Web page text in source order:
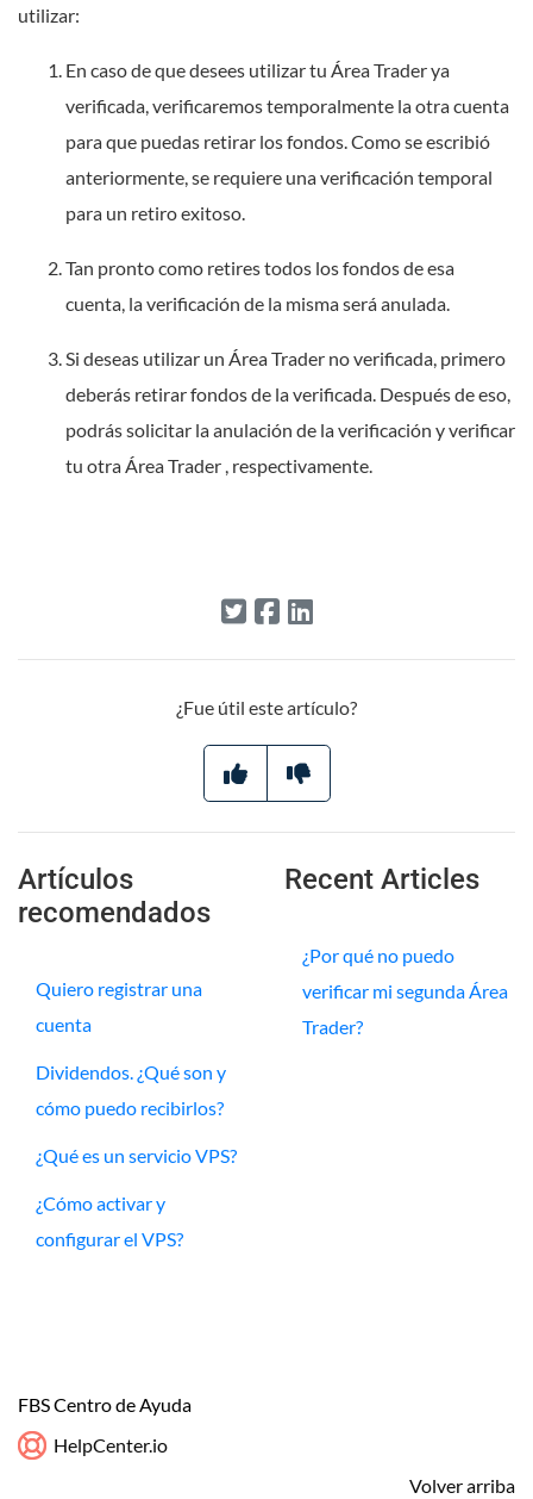
utilizar:
En caso de que desees utilizar tu Área Trader ya
verificada, verificaremos temporalmente la otra cuenta
para que puedas retirar los fondos. Como se escribió
anteriormente, se requiere una verificación temporal
para un retiro exitoso.
Tan pronto como retires todos los fondos de esa
cuenta, la verificación de la misma será anulada.
Si deseas utilizar un Área Trader no verificada, primero
deberás retirar fondos de la verificada. Después de eso,
podrás solicitar la anulación de la verificación y verificar
tu otra Área Trader , respectivamente.
¿Fue útil este artículo?
Artículos
recomendados
Quiero registrar una
cuenta
Dividendos. ¿Qué son y
cómo puedo recibirlos?
¿Qué es un servicio VPS?
¿Cómo activar y
configurar el VPS?
Recent Articles
¿Por qué no puedo
verificar mi segunda Área
Trader?
FBS Centro de Ayuda
HelpCenter.io
Volver arriba